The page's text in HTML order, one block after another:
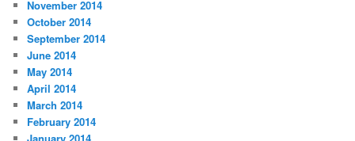
November 2014
October 2014
September 2014
June 2014
May 2014
April 2014
March 2014
February 2014